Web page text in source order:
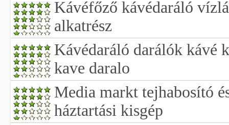
Kávéfőző kávédaráló
alkatrész
Kávédaráló darálók kávé
kave daralo
Media markt tejhabosító
háztartási kisgép